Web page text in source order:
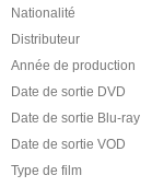
Nationalité
Distributeur
Année de production
Date de sortie DVD
Date de sortie Blu-ray
Date de sortie VOD
Type de film